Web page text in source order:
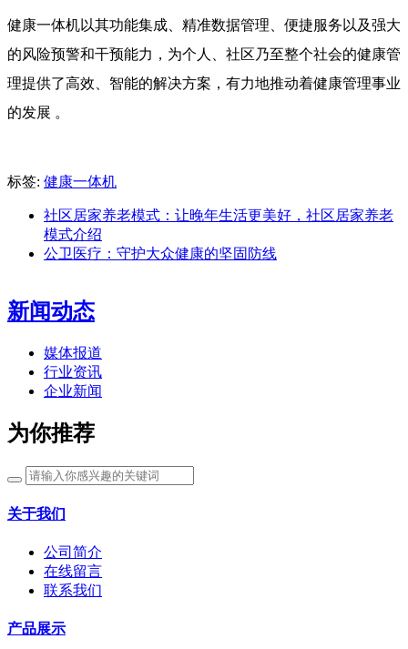
健康一体机以其功能集成、精准数据管理、便捷服务以及强大
的风险预警和干预能力，为个人、社区乃至整个社会的健康管
理提供了高效、智能的解决方案，有力地推动着健康管理事业
的发展 。
标签: 健康一体机
社区居家养老模式：让晚年生活更美好，社区居家养老
模式介绍
公卫医疗：守护大众健康的坚固防线
新闻动态
媒体报道
行业资讯
企业新闻
为你推荐
关于我们
公司简介
在线留言
联系我们
产品展示